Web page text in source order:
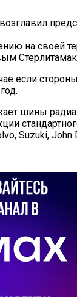
на своей
если
шины
Suzuki, John